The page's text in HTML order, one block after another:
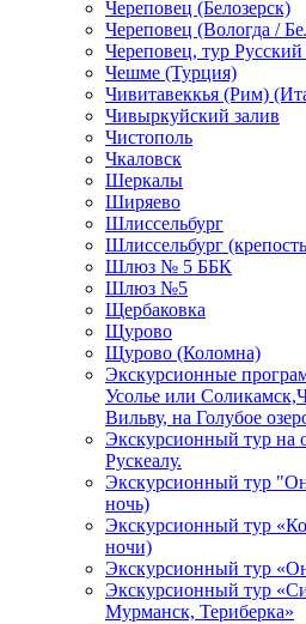
Череповец (Белозерск)
Череповец (Вологда /
Череповец, тур
Чешме (Турция)
Чивитавеккья (Рим)
Чивыркуйский залив
Чистополь
Чкаловск
Шеркалы
Ширяево
Шлиссельбург
Шлиссельбург
Шлюз № 5 ББК
Шлюз №5
Щербаковка
Щурово
Щурово (Коломна)
Экскурсионные
Усолье или
Вильву, на Голубое
Экскурсионный тур на
Рускеалу.
Экскурсионный тур
ночь)
Экскурсионный тур
ночи)
Экскурсионный тур
Экскурсионный тур
Мурманск, Териберка»